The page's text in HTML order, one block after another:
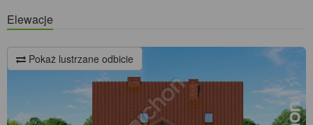
Elewacje
Pokaż lustrzane odbicie